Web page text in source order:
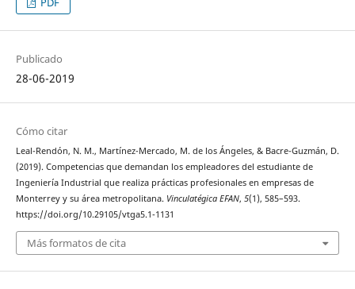
Publicado
28-06-2019
Cómo citar
Leal-Rendón, N. M., Martínez-Mercado, M. de los Ángeles, & Bacre-Guzmán, D.
(2019). Competencias que demandan los empleadores del estudiante de
Ingeniería Industrial que realiza prácticas profesionales en empresas de
Monterrey y su área metropolitana. Vinculatégica EFAN, 5(1), 585–593.
https://doi.org/10.29105/vtga5.1-1131
Más formatos de cita